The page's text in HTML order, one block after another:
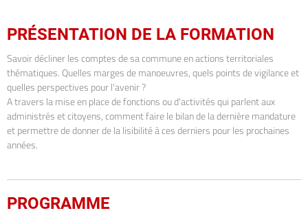
PRÉSENTATION DE LA FORMATION
Savoir décliner les comptes de sa commune en actions territoriales
thématiques. Quelles marges de manoeuvres, quels points de vigilance et
quelles perspectives pour l'avenir ?
A travers la mise en place de fonctions ou d'activités qui parlent aux
administrés et citoyens, comment faire le bilan de la dernière mandature
et permettre de donner de la lisibilité à ces derniers pour les prochaines
années.
PROGRAMME